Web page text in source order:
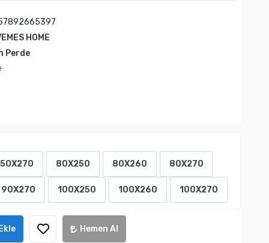
HOME
Perde
50X270 80X250 80X260 80X270
90X270 100X250 100X260 100X270
Hemen Al